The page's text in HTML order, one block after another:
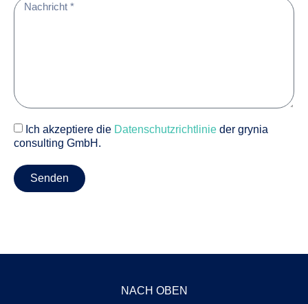
Ich akzeptiere die Datenschutzrichtlinie der grynia
consulting GmbH.
Senden
NACH OBEN